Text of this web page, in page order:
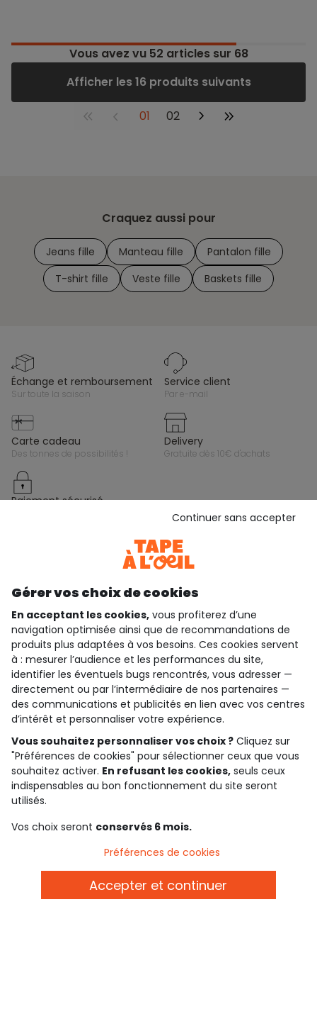
Vous avez vu 52 articles sur 68
Afficher les 16 produits suivants
01 02
Craquez aussi pour
Jeans fille Manteau fille
Pantalon fille
T-shirt fille
Veste fille Baskets fille
échange et remboursement
sur toute la saison
service client
par e-mail
carte cadeau
des tonnes de possibilités !
delivery
gratuite dès 10€ d'achats
paiement sécurisé
Gardez le contact avec Tape à l’Oeil, inscrivez-
Je m'inscris
Rejoignez la communauté !
4.3/5
Basé sur 1 355 avis soumis à un contrôle
Voir l’attestation de confiance
Consulter les CGU
Téléchargez notre application
qui sommes-nous ?
Gérer vos choix de cookies
En acceptant les cookies, vous profiterez d’une
navigation optimisée ainsi que de recommandations de
produits plus adaptées à vos besoins. Ces cookies servent
à : mesurer l’audience et les performances du site,
identifier les éventuels bugs rencontrés, vous adresser —
directement ou par l’intermédiaire de nos partenaires —
des communications et publicités en lien avec vos centres
d’intérêt et personnaliser votre expérience.
Vous souhaitez personnaliser vos choix ? Cliquez sur
"Préférences de cookies" pour sélectionner ceux que vous
souhaitez activer. En refusant les cookies, seuls ceux
indispensables au bon fonctionnement du site seront
utilisés.
Vos choix seront conservés 6 mois.
Continuer sans accepter
Préférences de cookies
Accepter et continuer